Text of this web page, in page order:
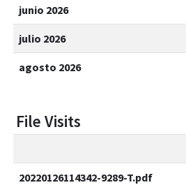
junio 2026
julio 2026
agosto 2026
File Visits
20220126114342-9289-T.pdf